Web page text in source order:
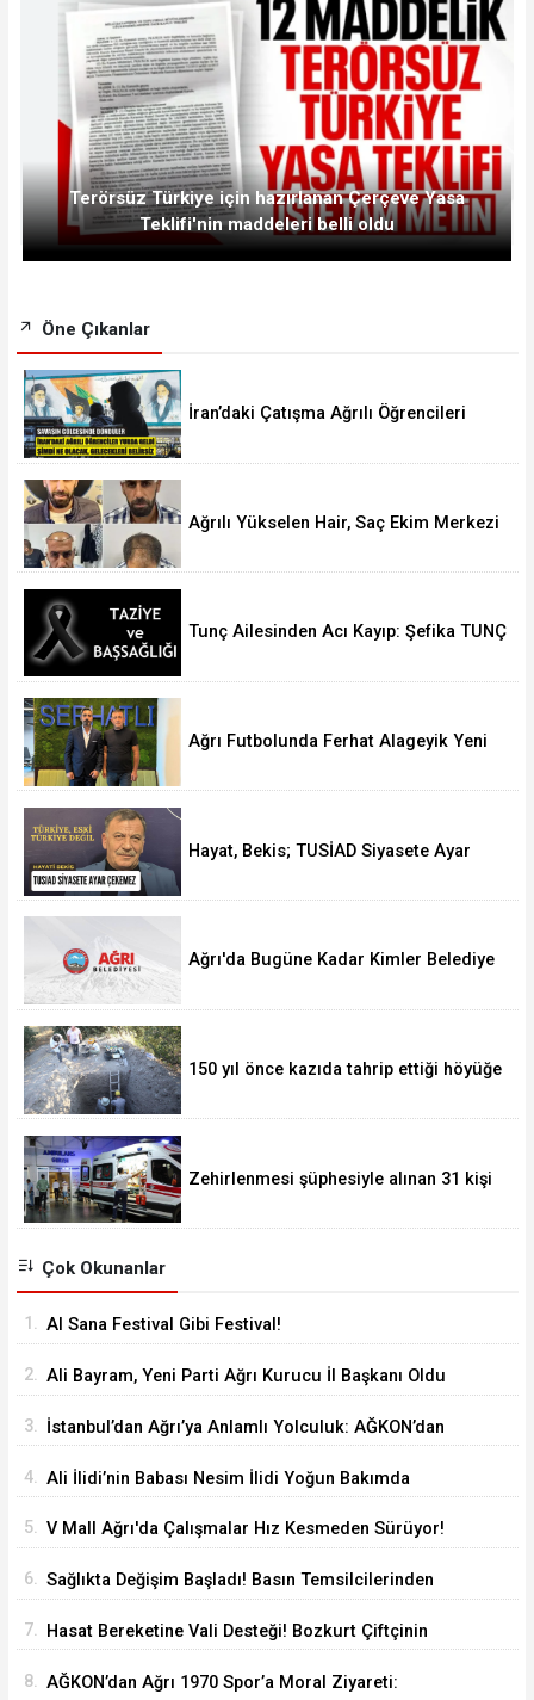
Terörsüz Türkiye için hazırlanan Çerçeve Yasa
Teklifi'nin maddeleri belli oldu
Öne Çıkanlar
İran’daki Çatışma Ağrılı Öğrencileri
Ağrılı Yükselen Hair, Saç Ekim Merkezi
Tunç Ailesinden Acı Kayıp: Şefika TUNÇ
Ağrı Futbolunda Ferhat Alageyik Yeni
Hayat, Bekis; TUSİAD Siyasete Ayar
Ağrı'da Bugüne Kadar Kimler Belediye
150 yıl önce kazıda tahrip ettiği höyüğe
Zehirlenmesi şüphesiyle alınan 31 kişi
Çok Okunanlar
1. Al Sana Festival Gibi Festival!
2. Ali Bayram, Yeni Parti Ağrı Kurucu İl Başkanı Oldu
3. İstanbul’dan Ağrı’ya Anlamlı Yolculuk: AĞKON’dan
4. Ali İlidi’nin Babası Nesim İlidi Yoğun Bakımda
5. V Mall Ağrı'da Çalışmalar Hız Kesmeden Sürüyor!
6. Sağlıkta Değişim Başladı! Basın Temsilcilerinden
7. Hasat Bereketine Vali Desteği! Bozkurt Çiftçinin
8. AĞKON’dan Ağrı 1970 Spor’a Moral Ziyareti: